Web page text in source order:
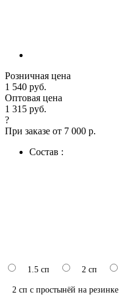
Розничная цена
1 540 руб.
Оптовая цена
1 315 руб.
?
При заказе от 7 000 р.
Состав :
1.5 сп 2 сп
2 сп с простынёй на